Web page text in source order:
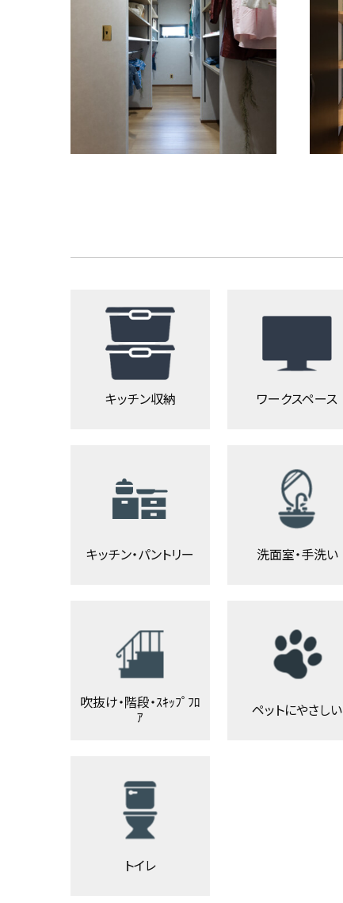
キッチン収納 ワークスペース
キッチン・パントリー 洗面室・手洗い
吹抜け・階段・ｽｷｯﾌﾟﾌﾛ
ｱ ペットにやさしい
トイレ